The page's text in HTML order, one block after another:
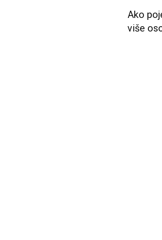
Ako
više